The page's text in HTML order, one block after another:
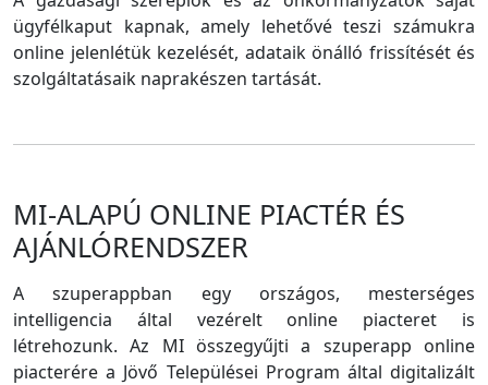
ügyfélkaput kapnak, amely lehetővé teszi számukra
online jelenlétük kezelését, adataik önálló frissítését és
szolgáltatásaik naprakészen tartását.
MI-ALAPÚ ONLINE PIACTÉR ÉS
AJÁNLÓRENDSZER
A szuperappban egy országos, mesterséges
intelligencia által vezérelt online piacteret is
létrehozunk. Az MI összegyűjti a szuperapp online
piacterére a Jövő Települései Program által digitalizált